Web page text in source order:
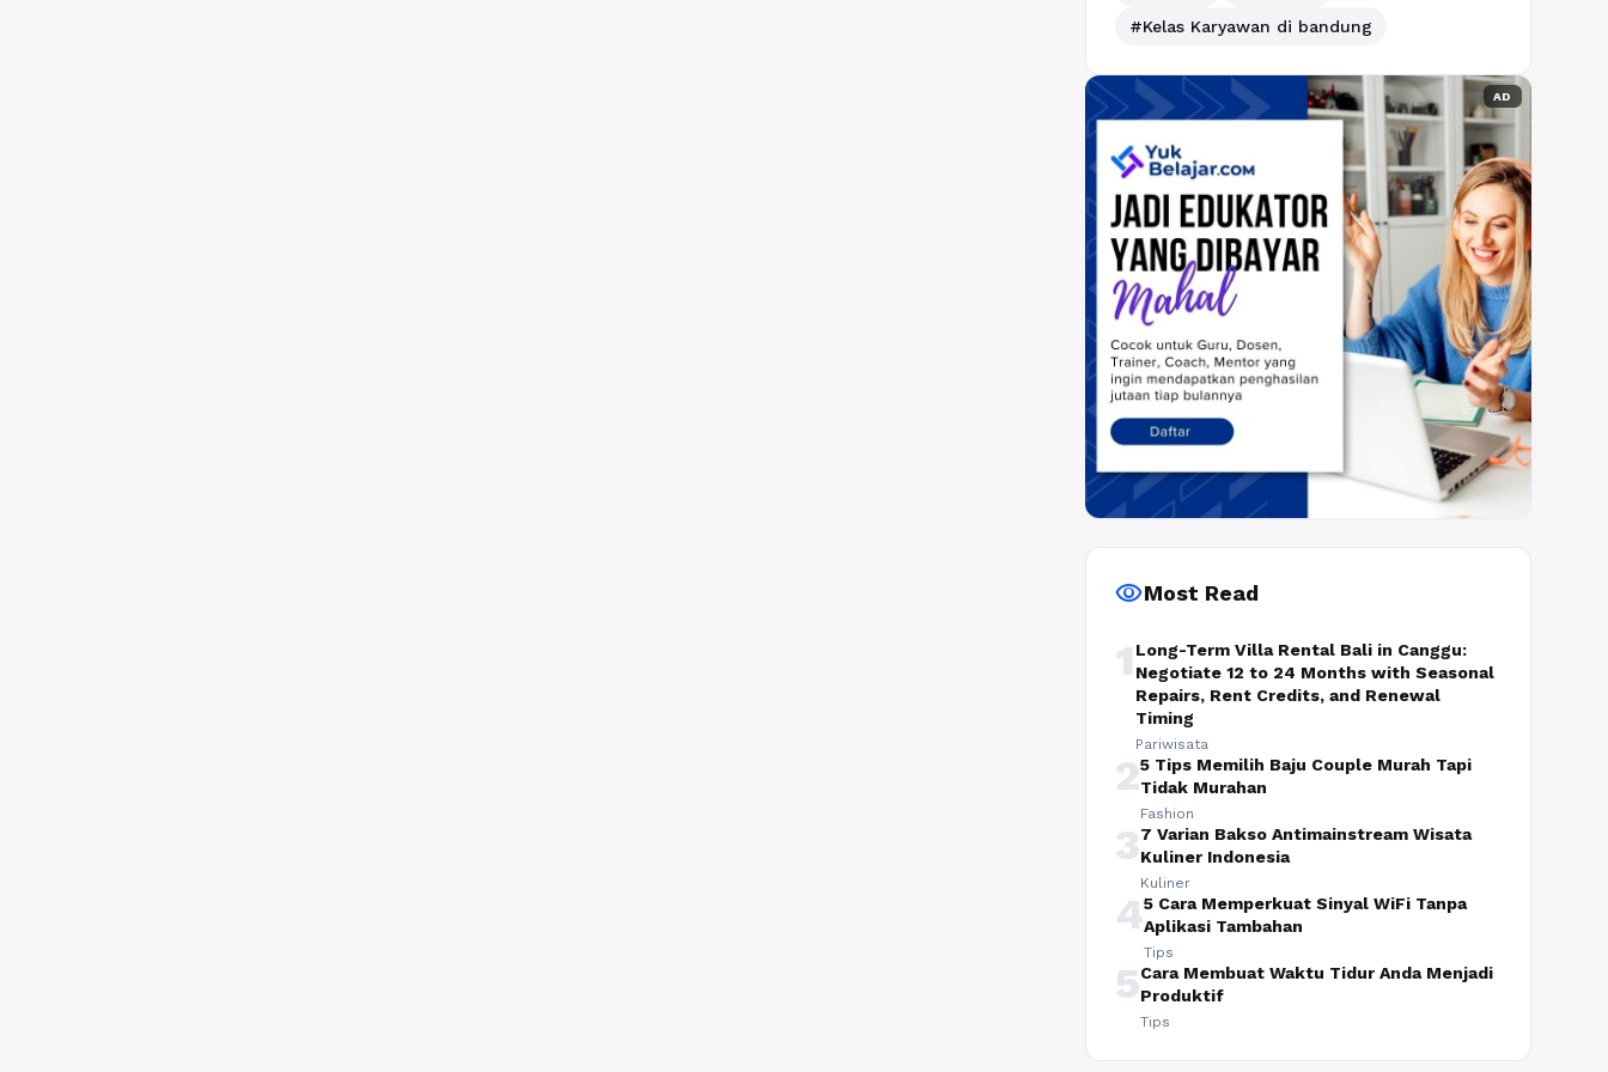
#Kelas Karyawan di bandung
AD
visibilityMost Read
1 Long-Term Villa Rental Bali in Canggu:
Negotiate 12 to 24 Months with Seasonal
Repairs, Rent Credits, and Renewal
Timing
Pariwisata
25 Tips Memilih Baju Couple Murah Tapi
Tidak Murahan
Fashion
37 Varian Bakso Antimainstream Wisata
Kuliner Indonesia
Kuliner
45 Cara Memperkuat Sinyal WiFi Tanpa
Aplikasi Tambahan
Tips
5Cara Membuat Waktu Tidur Anda Menjadi
Produktif
Tips